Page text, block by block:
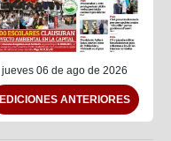
jueves 06 de ago de 2026
EDICIONES ANTERIORES